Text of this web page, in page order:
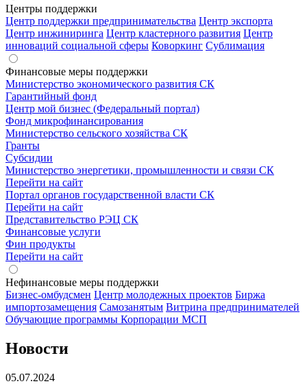
Центры поддержки
Центр поддержки предпринимательства Центр экспорта
Центр инжиниринга Центр кластерного развития Центр
инноваций социальной сферы Коворкинг Сублимация
Финансовые меры поддержки
Министерство экономического развития СК
Гарантийный фонд
Центр мой бизнес (Федеральный портал)
Фонд микрофинансирования
Министерство сельского хозяйства СК
Гранты
Субсидии
Министерство энергетики, промышленности и связи СК
Перейти на сайт
Портал органов государственной власти СК
Перейти на сайт
Представительство РЭЦ СК
Финансовые услуги
Фин продукты
Перейти на сайт
Нефинансовые меры поддержки
Бизнес-омбудсмен Центр молодежных проектов Биржа
импортозамещения Cамозанятым Витрина предпринимателей
Обучающие программы Корпорации МСП
Новости
05.07.2024